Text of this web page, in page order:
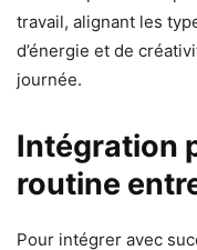
travail, alignant les
d’énergie et de
journée.
Intégration
routine
Pour intégrer avec